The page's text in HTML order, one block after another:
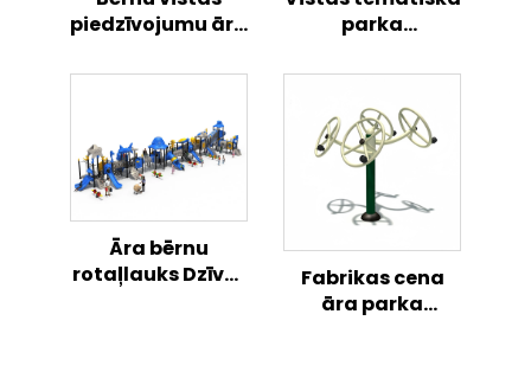
piedzīvojumu āra
parka
komplekts, āra
bērnu aktivitāšu
zona
Āra bērnu
rotaļlauks Dzīves
Fabrikas cena
āra parka